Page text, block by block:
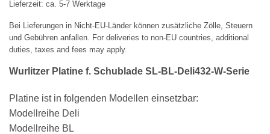
Lieferzeit: ca. 5-7 Werktage
Bei Lieferungen in Nicht-EU-Länder können zusätzliche Zölle, Steuern
und Gebühren anfallen. For deliveries to non-EU countries, additional
duties, taxes and fees may apply.
Wurlitzer Platine f. Schublade SL-BL-Deli432-W-Serie
Platine ist in folgenden Modellen einsetzbar:
Modellreihe Deli
Modellreihe BL